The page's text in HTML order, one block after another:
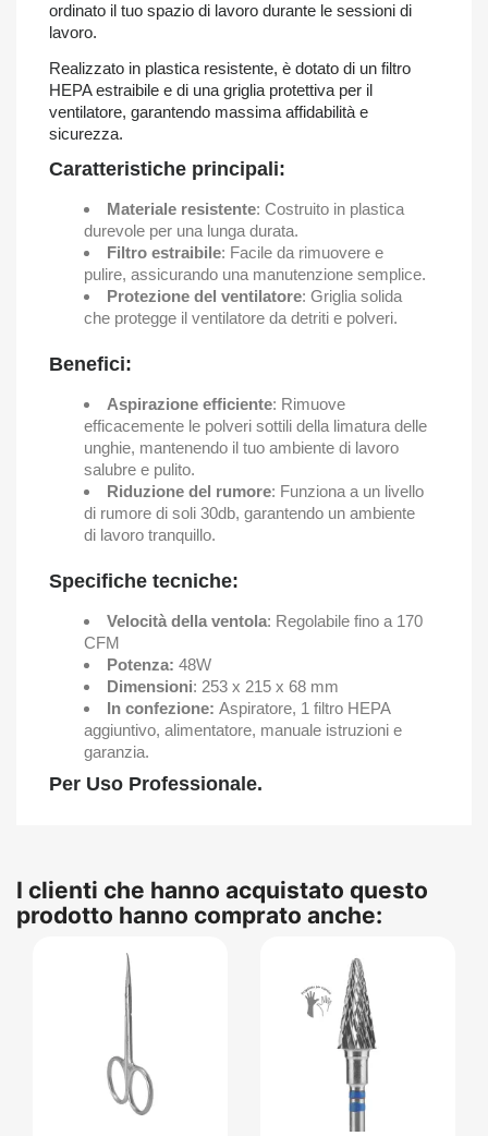
ordinato il tuo spazio di lavoro durante le sessioni di
lavoro.
Realizzato in plastica resistente, è dotato di un filtro
HEPA estraibile e di una griglia protettiva per il
ventilatore, garantendo massima affidabilità e
sicurezza.
Caratteristiche principali:
Materiale resistente: Costruito in plastica
durevole per una lunga durata.
Filtro estraibile: Facile da rimuovere e
pulire, assicurando una manutenzione semplice.
Protezione del ventilatore: Griglia solida
che protegge il ventilatore da detriti e polveri.
Benefici:
Aspirazione efficiente: Rimuove
efficacemente le polveri sottili della limatura delle
unghie, mantenendo il tuo ambiente di lavoro
salubre e pulito.
Riduzione del rumore: Funziona a un livello
di rumore di soli 30db, garantendo un ambiente
di lavoro tranquillo.
Specifiche tecniche:
Velocità della ventola: Regolabile fino a 170
CFM
Potenza: 48W
Dimensioni: 253 x 215 x 68 mm
In confezione: Aspiratore, 1 filtro HEPA
aggiuntivo, alimentatore, manuale istruzioni e
garanzia.
Per Uso Professionale.
I clienti che hanno acquistato questo
prodotto hanno comprato anche: